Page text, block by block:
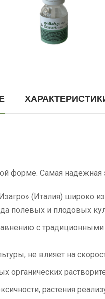
форме. Самая
(Италия) широко
полевых и плодовых
с
не влияет на
органических
растения